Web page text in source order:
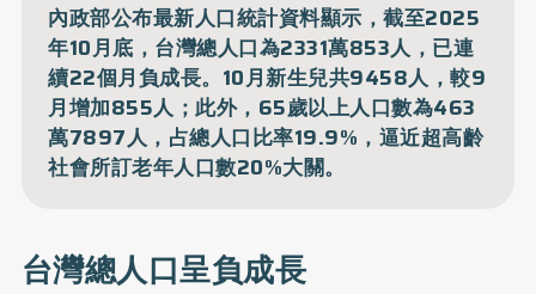
內政部公布最新人口統計資料顯示，截至2025
年10月底，台灣總人口為2331萬853人，已連
續22個月負成長。10月新生兒共9458人，較9
月增加855人；此外，65歲以上人口數為463
萬7897人，占總人口比率19.9%，逼近超高齡
社會所訂老年人口數20%大關。
台灣總人口呈負成長